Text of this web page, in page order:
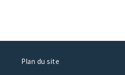
Plan du site